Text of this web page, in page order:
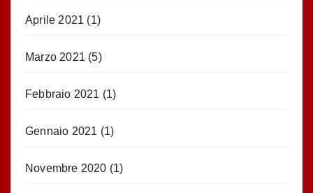
Aprile 2021 (1)
Marzo 2021 (5)
Febbraio 2021 (1)
Gennaio 2021 (1)
Novembre 2020 (1)